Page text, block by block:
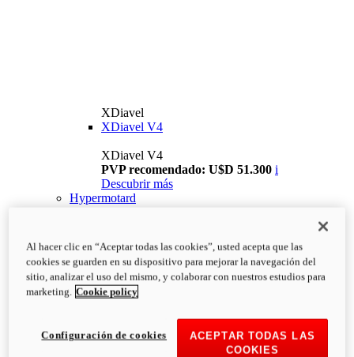
XDiavel
XDiavel V4
XDiavel V4
PVP recomendado: U$D 51.300 i
Descubrir más
Hypermotard
Al hacer clic en “Aceptar todas las cookies”, usted acepta que las
cookies se guarden en su dispositivo para mejorar la navegación del
sitio, analizar el uso del mismo, y colaborar con nuestros estudios para
marketing. Cookie policy
ACEPTAR TODAS LAS
COOKIES
Configuración de cookies